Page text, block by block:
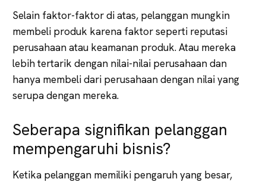
Selain faktor-faktor di atas, pelanggan mungkin
membeli produk karena faktor seperti reputasi
perusahaan atau keamanan produk. Atau mereka
lebih tertarik dengan nilai-nilai perusahaan dan
hanya membeli dari perusahaan dengan nilai yang
serupa dengan mereka.
Seberapa signifikan pelanggan
mempengaruhi bisnis?
Ketika pelanggan memiliki pengaruh yang besar,